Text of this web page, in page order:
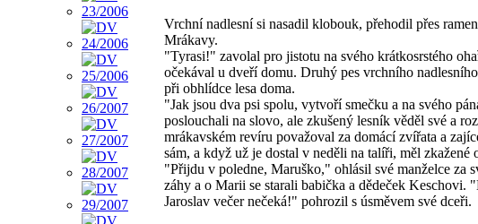
Vrchní nadlesní si nasadil klobouk, přehodil přes
Mrákavy.
"Tyrasi!" zavolal pro jistotu na svého krátkosrstého
očekával u dveří domu. Druhý pes vrchního
při obhlídce lesa doma.
"Jak jsou dva psi spolu, vytvoří smečku a na svého
poslouchali na slovo, ale zkušený lesník věděl své a
mrákavském revíru považoval za domácí zvířata a
sám, a když už je dostal v neděli na talíři, měl zkažené
"Přijdu v poledne, Maruško," ohlásil své manželce za
záhy a o Marii se starali babička a dědeček Keschovi.
Jaroslav večer nečeká!" pohrozil s úsměvem své dceři.